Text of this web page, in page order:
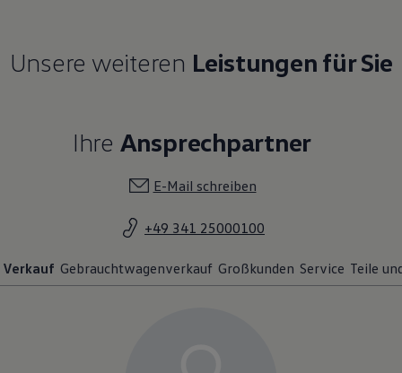
Unsere weiteren Leistungen für Sie
Ihre Ansprechpartner
E-Mail schreiben
+49 341 25000100
Verkauf Gebrauchtwagenverkauf Großkunden Service Teile